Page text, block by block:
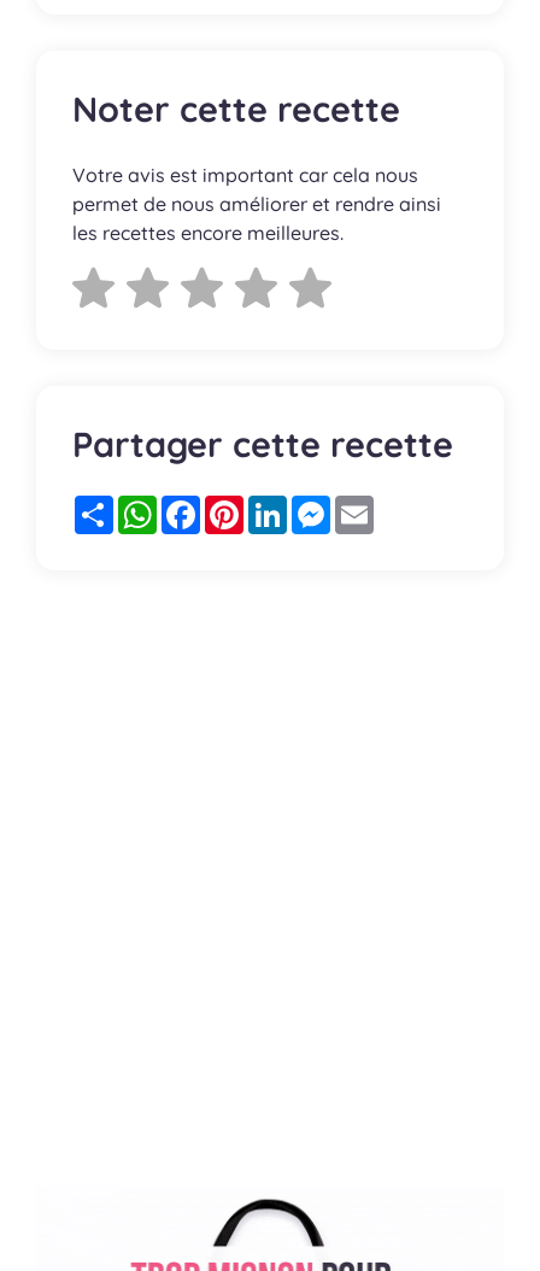
Noter cette recette
Votre avis est important car cela nous
permet de nous améliorer et rendre ainsi
les recettes encore meilleures.
Partager cette recette
PartagerWhatsApp
FacebookPinterestLinkedInMessenger